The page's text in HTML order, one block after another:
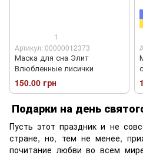
1
Артикул: 00000012373
Маска для сна Элит
Влюбленные лисички
150.00 грн
Подарки на день
Пусть этот праздник и не
стране, но, тем не менее,
почитание любви во всем